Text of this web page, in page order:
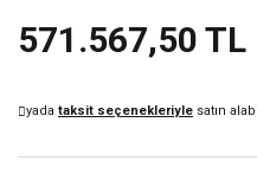
571.567,50 TL
yada taksit seçenekleriyle satın